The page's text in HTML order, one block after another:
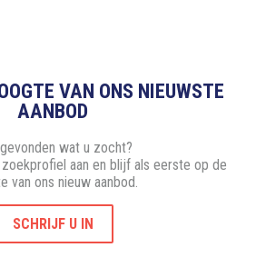
VAN ONS NIEUWSTE
AANBOD
wat u zocht?
aan en blijf als eerste op de
van ons nieuw aanbod.
SCHRIJF U IN